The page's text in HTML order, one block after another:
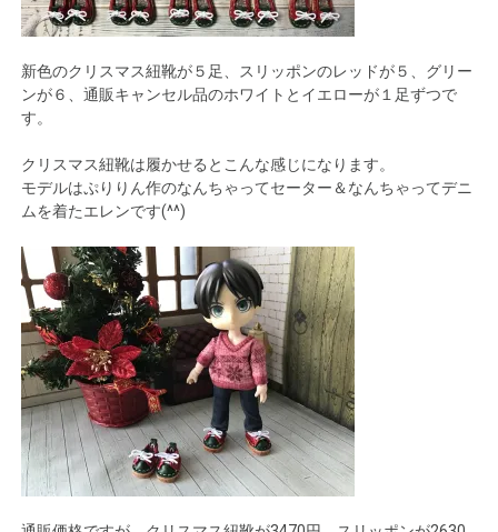
新色のクリスマス紐靴が５足、スリッポンのレッドが５、グリー
ンが６、通販キャンセル品のホワイトとイエローが１足ずつで
す。
クリスマス紐靴は履かせるとこんな感じになります。
モデルはぷりりん作のなんちゃってセーター＆なんちゃってデニ
ムを着たエレンです(^^)